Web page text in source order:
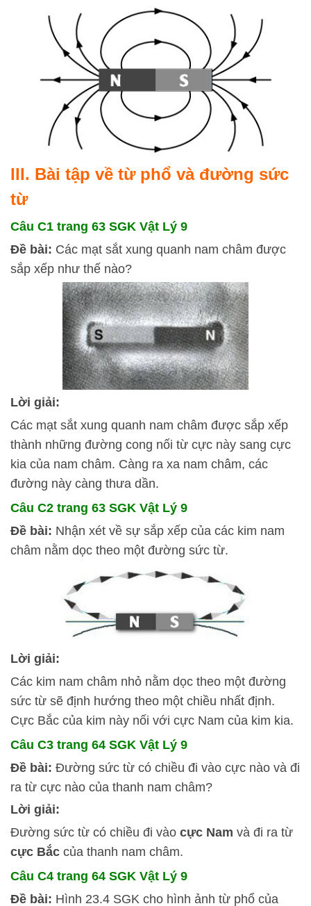
III. Bài tập về từ phổ và đường sức
từ
Câu C1 trang 63 SGK Vật Lý 9
Đề bài: Các mạt sắt xung quanh nam châm được
sắp xếp như thế nào?
Lời giải:
Các mạt sắt xung quanh nam châm được sắp xếp
thành những đường cong nối từ cực này sang cực
kia của nam châm. Càng ra xa nam châm, các
đường này càng thưa dần.
Câu C2 trang 63 SGK Vật Lý 9
Đề bài: Nhận xét về sự sắp xếp của các kim nam
châm nằm dọc theo một đường sức từ.
Lời giải:
Các kim nam châm nhỏ nằm dọc theo một đường
sức từ sẽ định hướng theo một chiều nhất định.
Cực Bắc của kim này nối với cực Nam của kim kia.
Câu C3 trang 64 SGK Vật Lý 9
Đề bài: Đường sức từ có chiều đi vào cực nào và đi
ra từ cực nào của thanh nam châm?
Lời giải:
Đường sức từ có chiều đi vào cực Nam và đi ra từ
cực Bắc của thanh nam châm.
Câu C4 trang 64 SGK Vật Lý 9
Đề bài: Hình 23.4 SGK cho hình ảnh từ phổ của